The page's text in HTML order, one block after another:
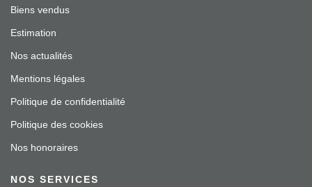
Biens vendus
Estimation
Nos actualités
Mentions légales
Politique de confidentialité
Politique des cookies
Nos honoraires
NOS SERVICES